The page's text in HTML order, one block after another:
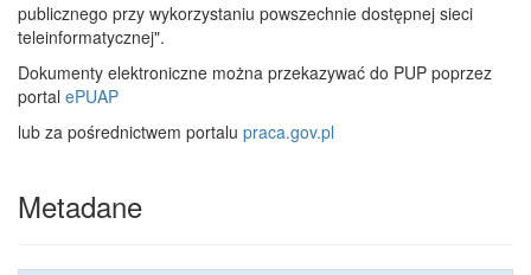
publicznego przy wykorzystaniu powszechnie dostępnej sieci
teleinformatycznej".
Dokumenty elektroniczne można przekazywać do PUP poprzez
portal ePUAP
lub za pośrednictwem portalu praca.gov.pl
Metadane